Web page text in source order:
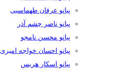
پیانو عرفان طهماسبی
پیانو ناصر چشم آذر
پیانو محسن نامجو
پیانو احسان خواجه امیری
پیانو اسکار هریس